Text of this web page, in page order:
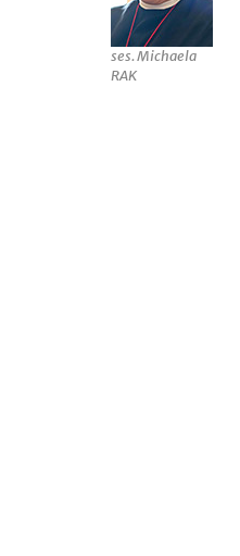
ses. Michaela
RAK